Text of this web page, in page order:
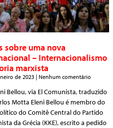
sobre uma nova
– Internacionalismo
marxista
de 2023 Nenhum comentário
Bellou, via El Comunista, traduzido
Motta Eleni Bellou é membro do
do Comitê Central do Partido
da Grécia (KKE), escrito a pedido